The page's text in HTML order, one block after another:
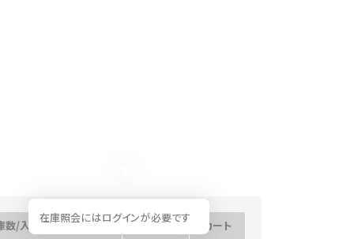
数/入荷予定日
在庫照会にはログインが必要です
数量 カート